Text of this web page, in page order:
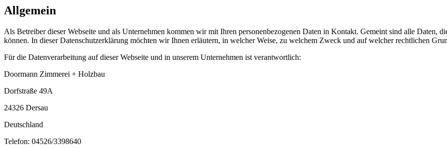
Allgemein
Als Betreiber dieser Webseite und als Unternehmen kommen wir mit Ihren personenbezogenen Daten in Kontakt. Gemeint sind alle Daten,
können. In dieser Datenschutzerklärung möchten wir Ihnen erläutern, in welcher Weise, zu welchem Zweck und auf welcher rechtlichen
Für die Datenverarbeitung auf dieser Webseite und in unserem Unternehmen ist verantwortlich:
Doormann Zimmerei + Holzbau
Dorfstraße 49A
24326 Dersau
Deutschland
Telefon: 04526/3398640